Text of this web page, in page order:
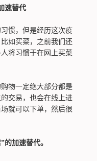
速替代
惯，但是经历这次疫
如买菜，之前我们还
将习惯于在网上买菜
物一定绝大部分都是
交易，也会在线上进
就可以下单，然后很
加速替代。